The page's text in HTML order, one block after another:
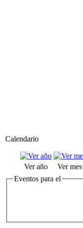
Calendario
Ver año Ver mes
Eventos para el